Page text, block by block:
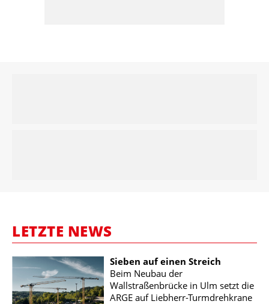
LETZTE NEWS
Sieben auf einen Streich
Beim Neubau der
Wallstraßenbrücke in Ulm setzt die
ARGE auf Liebherr-Turmdrehkrane